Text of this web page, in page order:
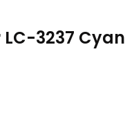
3237 Cyan